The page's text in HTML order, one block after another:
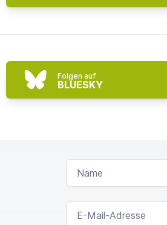
Folgen auf
BLUESKY
NAME
E-MAIL-ADRESSE